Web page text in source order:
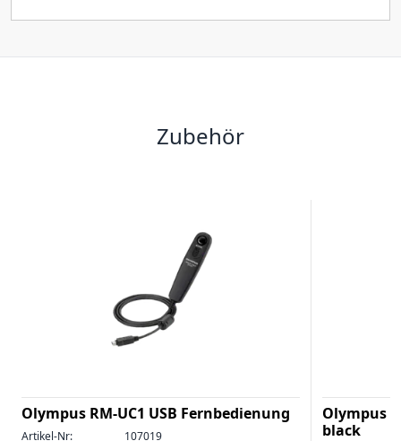
Zubehör
Olympus RM-UC1 USB Fernbedienung
Artikel-Nr:
107019
Olympus
black